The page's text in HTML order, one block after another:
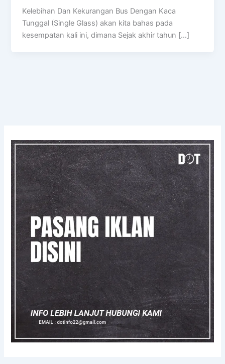
Kelebihan Dan Kekurangan Bus Dengan Kaca
Tunggal (Single Glass) akan kita bahas pada
kesempatan kali ini, dimana Sejak akhir tahun […]